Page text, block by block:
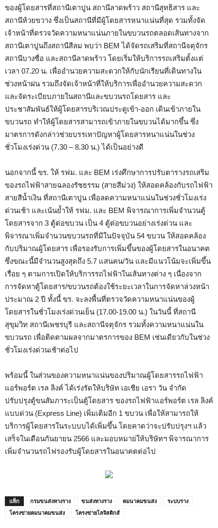
ของผู้โดยสารที่สถานีเตาปูน สถานีลาดพร้าว สถานีสุทธิสาร และ
สถานีห้วยขวาง ซึ่งเป็นสถานีที่มีผู้โดยสารหนาแน่นที่สุด รวมทั้งจัด
เจ้าหน้าที่ตรวจวัดความหนาแน่นภายในขบวนรถตลอดเส้นทางจาก
สถานีเตาปูนถึงสถานีสีลม พบว่า BEM ได้จัดรถเสริมที่สถานีจตุจักร
สถานีบางซื่อ และสถานีลาดพร้าว โดยเริ่มให้บริการรถเสริมตั้งแต่
เวลา 07.20 น. เพื่ออำนวยความสะดวกให้กับนักเรียนที่เดินทางใน
ช่วงหน้าฝน รวมถึงจัดเจ้าหน้าที่ให้บริการเพื่ออำนวยความสะดวก
และจัดระเบียบภายในสถานีและขบวนรถโดยสาร และ
ประชาสัมพันธ์ให้ผู้โดยสารบริเวณประตูเข้า-ออก เดินเข้าภายใน
ขบวนรถ ทำให้ผู้โดยสารสามารถเข้าภายในขบวนได้มากขึ้น ซึ่ง
มาตรการดังกล่าวช่วยบรรเทาปัญหาผู้โดยสารหนาแน่นในช่วง
ชั่วโมงเร่งด่วน (7.30 – 8.30 น.) ได้เป็นอย่างดี
นอกจากนี้ ขร. ให้ รฟม. และ BEM เร่งศึกษาการปรับตารางรถเสริม
ของรถไฟฟ้าสายฉลองรัชธรรม (สายสีม่วง) ให้สอดคล้องกับรถไฟฟ้า
สายสีน้ำเงิน ที่สถานีเตาปูน เพื่อลดความหนาแน่นในช่วงชั่วโมงเร่ง
ด่วนเช้า และเน้นย้ำให้ รฟม. และ BEM พิจารณาการเพิ่มจำนวนตู้
โดยสารจาก 3 ตู้ต่อขบวน เป็น 4 ตู้ต่อขบวนอย่างเร่งด่วน และ
พิจารณาเพิ่มจำนวนขบวนรถที่มีในปัจจุบัน 54 ขบวน ให้สอดคล้อง
กับปริมาณผู้โดยสาร เพื่อรองรับการเพิ่มขึ้นของผู้โดยสารในอนาคต
ซึ่งขณะนี้มีจำนวนสูงสุดถึง 5.7 แสนคน/วัน และมีแนวโน้มจะเพิ่มขึ้น
เรื่อย ๆ ตามการเปิดให้บริการรถไฟฟ้าในเส้นทางต่าง ๆ เนื่องจาก
การจัดหาตู้โดยสาร/ขบวนรถต้องใช้ระยะเวลาในการจัดหาล่วงหน้า
ประมาณ 2 ปี ทั้งนี้ ขร. จะลงพื้นที่ตรวจวัดความหนาแน่นของผู้
โดยสารในชั่วโมงเร่งด่วนเย็น (17.00-19.00 น.) ในวันนี้ ที่สถานี
สุขุมวิท สถานีเพชรบุรี และสถานีจตุจักร รวมทั้งความหนาแน่นใน
ขบวนรถ เพื่อติดตามผลจากมาตรการของ BEM เช่นเดียวกับในช่วง
ชั่วโมงเร่งด่วนเช้าต่อไป
พร้อมนี้ ในส่วนของความหนาแน่นของปริมาณผู้โดยสารรถไฟฟ้า
แอร์พอร์ต เรล ลิงค์ ได้เร่งรัดให้บริษัท เอเชีย เอรา วัน จำกัด
ปรับปรุงตู้ขนสัมภาระเป็นตู้โดยสาร ของรถไฟฟ้าแอร์พอร์ต เรล ลิงค์
แบบด่วน (Express Line) เพิ่มเติมอีก 1 ขบวน เพื่อให้สามารถให้
บริการผู้โดยสารในระบบบได้เพิ่มขึ้น โดยคาดว่าจะปรับปรุงฯ แล้ว
เสร็จในเดือนกันยายน 2566 และมอบหมาย่ให้บริษัทฯ พิจารณาการ
เพิ่มจำนวนรถไฟรองรับผู้โดยสารในอนาคตต่อไป
แท็ก กรมขนส่งทางราง ขนส่งทางราง คมนาคมขนส่ง
ระบบราง
โครงข่ายคมนาคมขนส่ง
โครงข่ายโลจิสติกส์